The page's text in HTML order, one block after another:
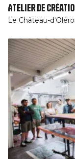
Le Château-